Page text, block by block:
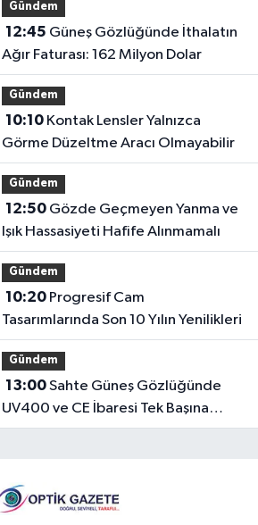
Gündem
12:45
Ağır Faturası: 162 Milyon Dolar
Gündem
10:10Kontak Lensler Yalnızca
Görme Düzeltme Aracı Olmayabilir
Gündem
12:50Gözde Geçmeyen Yanma ve
Işık Hassasiyeti Hafife Alınmamalı
Gündem
10:20Progresif Cam
Tasarımlarında Son 10 Yılın Yenilikleri
Gündem
13:00Sahte Güneş Gözlüğünde
UV400 ve CE İbaresi Tek Başına
Yeterli mi?